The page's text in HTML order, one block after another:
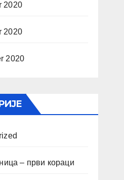
2020
2020
2020
– први кораци